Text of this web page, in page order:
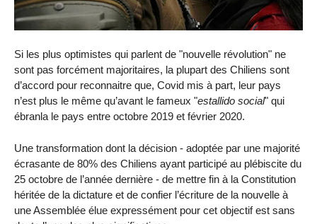
Si les plus optimistes qui parlent de "nouvelle révolution" ne
sont pas forcément majoritaires, la plupart des Chiliens sont
d’accord pour reconnaitre que, Covid mis à part, leur pays
n’est plus le même qu’avant le fameux "estallido social" qui
ébranla le pays entre octobre 2019 et février 2020.
Une transformation dont la décision - adoptée par une majorité
écrasante de 80% des Chiliens ayant participé au plébiscite du
25 octobre de l’année dernière - de mettre fin à la Constitution
héritée de la dictature et de confier l’écriture de la nouvelle à
une Assemblée élue expressément pour cet objectif est sans